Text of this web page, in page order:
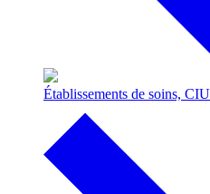
Établissements de soins,